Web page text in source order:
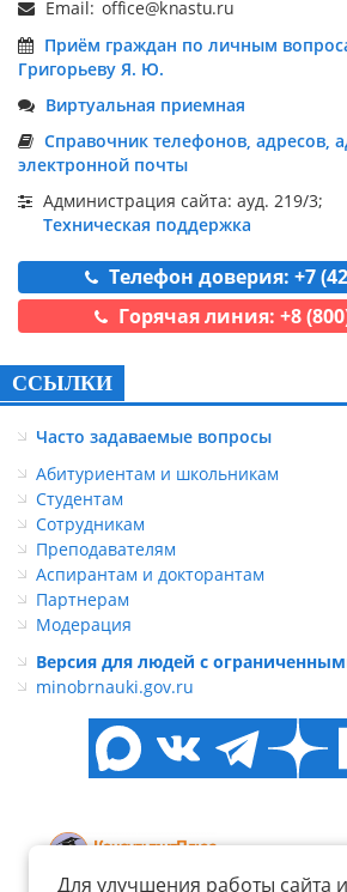
Для улучшения работы сайта
Email:
Приём граждан по личным
Григорьеву Я. Ю.
Виртуальная приемная
Справочник телефонов, адресов,
электронной почты
Администрация сайта: ауд. 219/3;
Техническая поддержка
Телефон доверия: +7
Горячая линия: +8
ССЫЛКИ
Часто задаваемые вопросы
Абитуриентам и школьникам
Студентам
Сотрудникам
Преподавателям
Аспирантам и докторантам
Партнерам
Модерация
Версия для людей с
minobrnauki.gov.ru